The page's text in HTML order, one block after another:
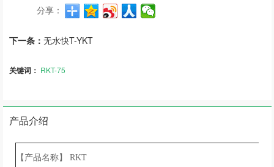
分享：
下一条：无水快T-YKT
关键词： RKT-75
产品介绍
【产品名称】 RKT